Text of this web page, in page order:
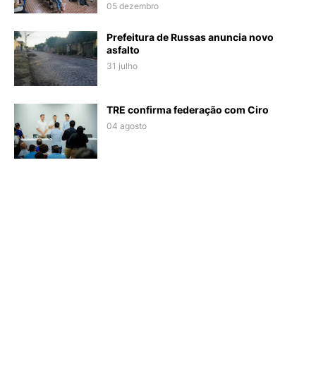
05 dezembro
Prefeitura de Russas anuncia novo
asfalto
31 julho
TRE confirma federação com Ciro
04 agosto